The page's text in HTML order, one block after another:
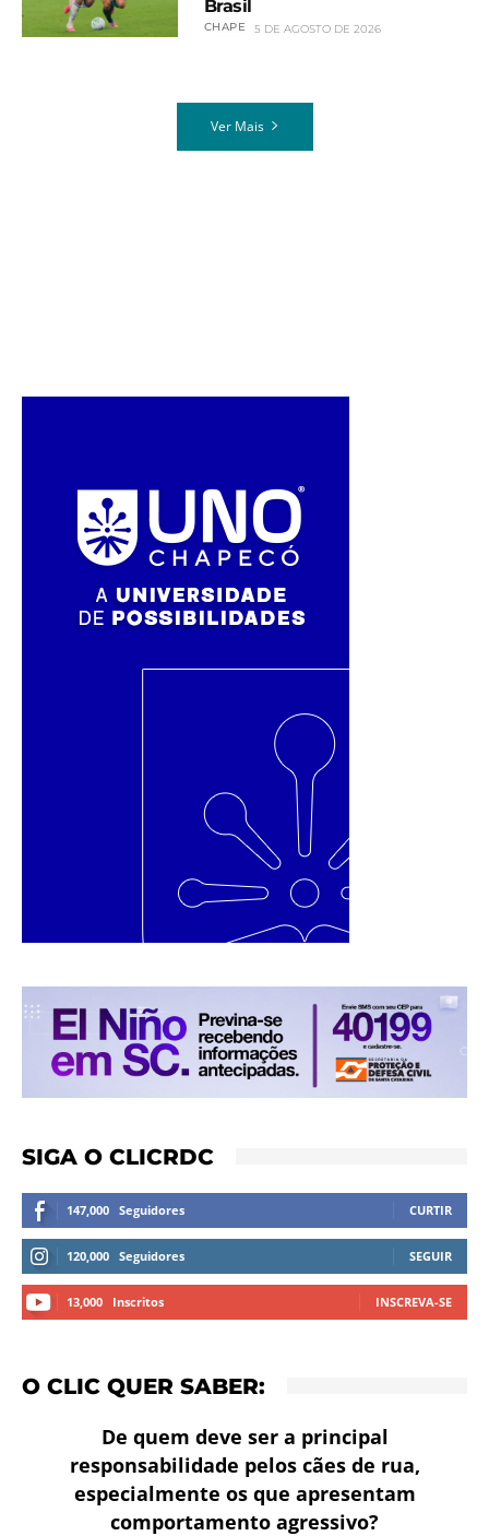
Brasil
CHAPE 5 DE AGOSTO DE 2026
Ver Mais
SIGA O CLICRDC
147,000 Seguidores CURTIR
120,000 Seguidores SEGUIR
13,000 Inscritos INSCREVA-SE
O CLIC QUER SABER:
De quem deve ser a principal
responsabilidade pelos cães de rua,
especialmente os que apresentam
comportamento agressivo?